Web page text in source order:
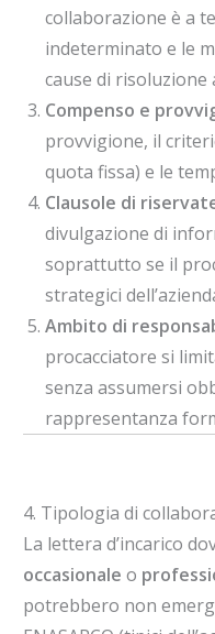
collaborazione è a
indeterminato e le
cause di risoluzione
Compenso e
provvigione, il
quota fissa) e le
Clausole di
divulgazione di
soprattutto se il
strategici
Ambito di
procacciatore si
senza assumersi
rappresentanza
4. Tipologia di
La lettera d’incarico
occasionale o
potrebbero non